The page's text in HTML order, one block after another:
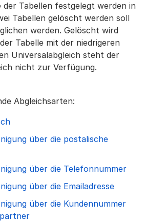
der Tabellen festgelegt werden in
Tabellen gelöscht werden soll
werden. Gelöscht wird
Tabelle mit der niedrigeren
Universalabgleich steht der
nicht zur Verfügung.
Abgleichsarten:
über die postalische
über die Telefonnummer
über die Emailadresse
über die Kundennummer